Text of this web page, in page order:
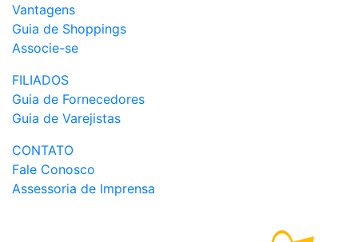
Vantagens
Guia de Shoppings
Associe-se
FILIADOS
Guia de Fornecedores
Guia de Varejistas
CONTATO
Fale Conosco
Assessoria de Imprensa